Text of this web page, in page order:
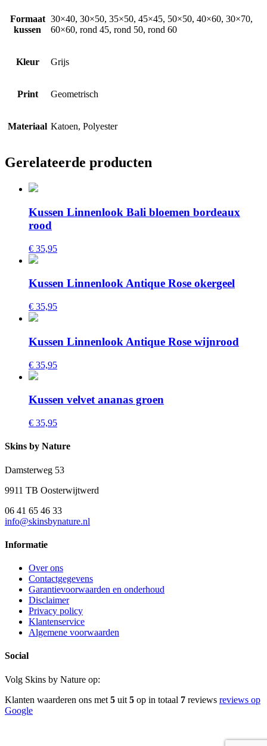
Formaat
kussen
30×40, 30×50, 35×50, 45×45, 50×50, 40×60, 30×70,
60×60, rond 45, rond 50, rond 60
Kleur Grijs
Print Geometrisch
Materiaal Katoen, Polyester
Gerelateerde producten
Kussen Linnenlook Bali bloemen bordeaux
rood
€ 35,95
Kussen Linnenlook Antique Rose okergeel
€ 35,95
Kussen Linnenlook Antique Rose wijnrood
€ 35,95
Kussen velvet ananas groen
€ 35,95
Skins by Nature
Damsterweg 53
9911 TB Oosterwijtwerd
06 41 65 46 33
info@skinsbynature.nl
Informatie
Over ons
Contactgegevens
Garantievoorwaarden en onderhoud
Disclaimer
Privacy policy
Klantenservice
Algemene voorwaarden
Social
Volg Skins by Nature op:
Klanten waarderen ons met 5 uit 5 op in totaal 7 reviews reviews op
Google